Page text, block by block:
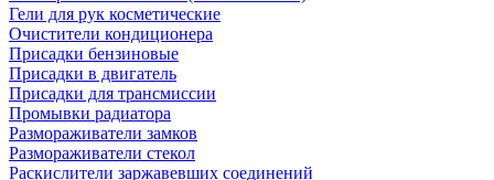
Гели для рук косметические
Очистители кондиционера
Присадки бензиновые
Присадки в двигатель
Присадки для трансмиссии
Промывки радиатора
Размораживатели замков
Размораживатели стекол
Раскислители заржавевших соединений